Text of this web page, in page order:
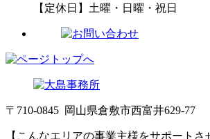
【定休日】土曜・日曜・祝日
〒710-0845 岡山県倉敷市西富井629-77
【こんなエリアの事業主様をサポートさ